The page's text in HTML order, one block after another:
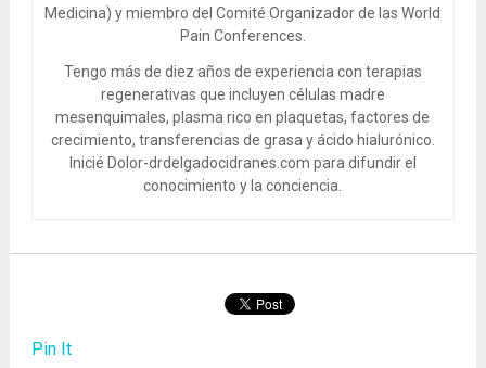
Medicina) y miembro del Comité Organizador de las World
Pain Conferences.
Tengo más de diez años de experiencia con terapias
regenerativas que incluyen células madre
mesenquimales, plasma rico en plaquetas, factores de
crecimiento, transferencias de grasa y ácido hialurónico.
Inicié Dolor-drdelgadocidranes.com para difundir el
conocimiento y la conciencia.
Pin It